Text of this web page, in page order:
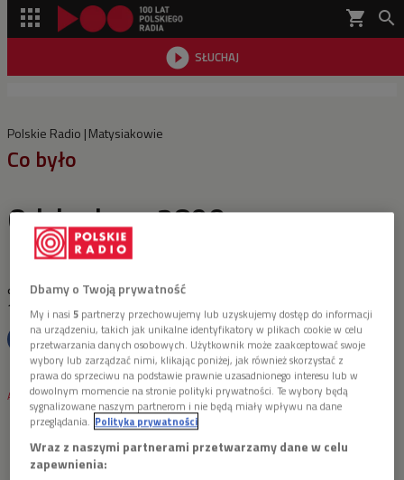
shopping_cart 
 SŁUCHAJ

Polskie Radio Matysiakowie
Co było
Odcinek nr: 2890
ostatnia aktualizacja:
14.07.2012 00:00
AUDIO 1 plik
 25'49
Dbamy o Twoją prywatność
My i nasi5 partnerzy przechowujemy lub uzyskujemy dostęp do informacji
na urządzeniu, takich jak unikalne identyfikatory w plikach cookie w celu
przetwarzania danych osobowych. Użytkownik może zaakceptować swoje
wybory lub zarządzać nimi, klikając poniżej, jak również skorzystać z
prawa do sprzeciwu na podstawie prawnie uzasadnionego interesu lub w
dowolnym momencie na stronie polityki prywatności. Te wybory będą
sygnalizowane naszym partnerom i nie będą miały wpływu na dane
przeglądania. Polityka prywatności
Wraz z naszymi partnerami przetwarzamy dane w celu
zapewnienia: